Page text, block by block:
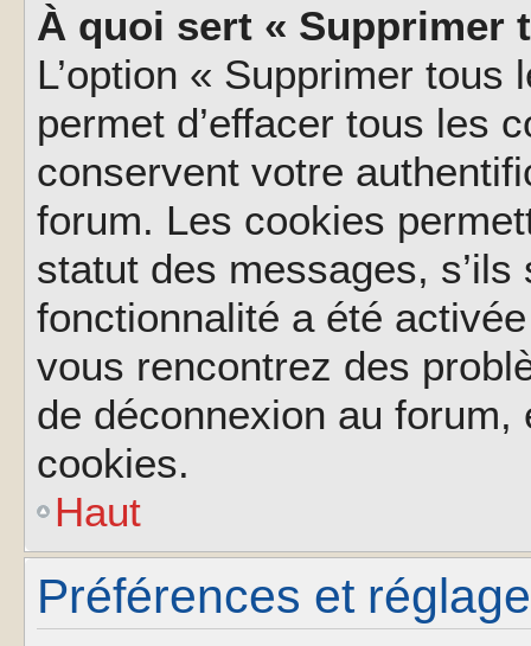
À quoi sert « Supprimer
L’option « Supprimer
permet d’effacer tous les
conservent votre
forum. Les cookies
statut des messages,
fonctionnalité a été
vous rencontrez des
de déconnexion au
cookies.
Haut
Préférences et